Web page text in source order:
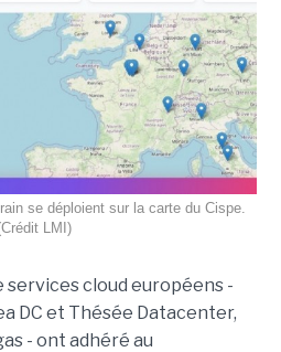
se déploient sur la carte du Cispe.
LMI)
cloud européens -
DC et Thésée Datacenter,
- ont adhéré au